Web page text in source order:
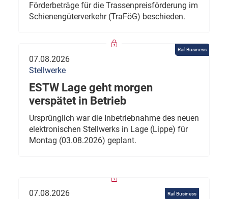
Förderbeträge für die Trassenpreisförderung im
Schienengüterverkehr (TraFöG) beschieden.
Rail Business
07.08.2026
Stellwerke
ESTW Lage geht morgen
verspätet in Betrieb
Ursprünglich war die Inbetriebnahme des neuen
elektronischen Stellwerks in Lage (Lippe) für
Montag (03.08.2026) geplant.
Rail Business
07.08.2026